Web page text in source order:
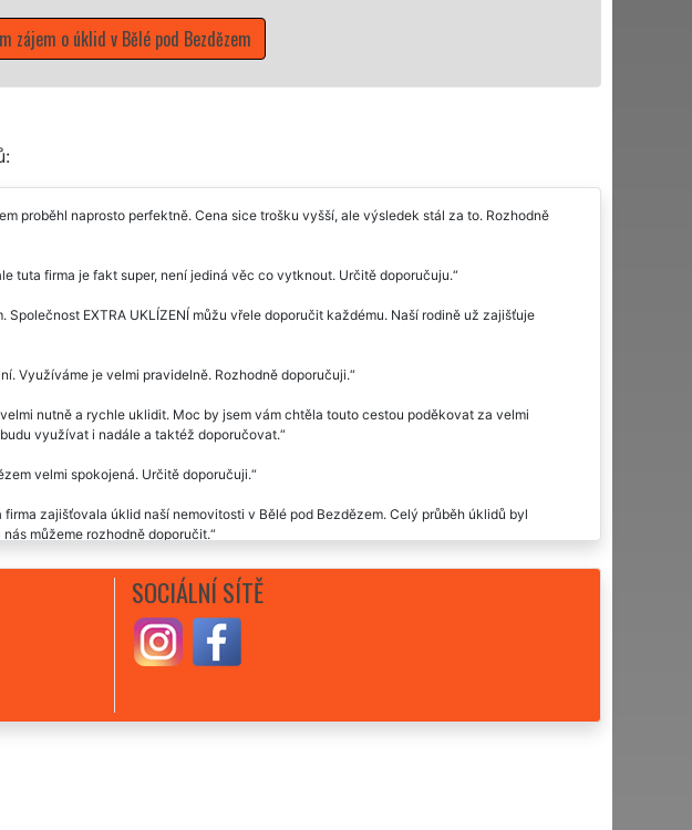
Mám zájem o úklidové služby v Bělé pod Bezdězem
proběhl naprosto perfektně. Cena sice trošku vyšší, ale výsledek stál za to. Rozhodně
tuta firma je fakt super, není jediná věc co vytknout. Určitě doporučuju.
EXTRA UKLÍZENÍ můžu vřele doporučit každému. Naší rodině už zajišťuje
Využíváme je velmi pravidelně. Rozhodně doporučuji.
nutně a rychle uklidit. Moc by jsem vám chtěla touto cestou poděkovat za velmi
využívat i nadále a taktéž doporučovat.
velmi spokojená. Určitě doporučuji.
zajišťovala úklid naší nemovitosti v Bělé pod Bezdězem. Celý průběh úklidů byl
můžeme rozhodně doporučit.
Vždy jsem byla maximálně spokojená. Děkuju moc moc..👍😊😊.
SOCIÁLNÍ SÍTĚ